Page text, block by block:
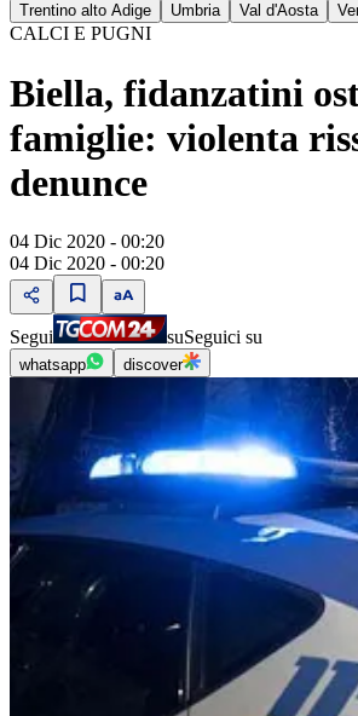
Trentino alto Adige
Umbria Val d'Aosta
CALCI E PUGNI
Biella, fidanzatini
famiglie: violenta
denunce
04 Dic 2020 - 00:20
04 Dic 2020 - 00:20
Segui suSeguici su
whatsapp discover